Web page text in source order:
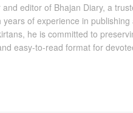
editor of Bhajan Diary, a
of experience in
he is committed to
easy-to-read format for